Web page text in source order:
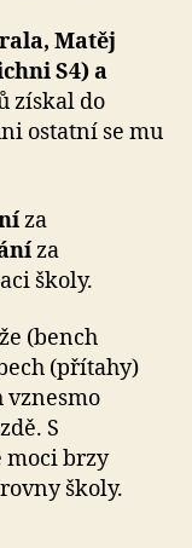
Matěj
S4) a
získal do
ostatní se mu
za
za
školy.
(bench
(přítahy)
vznesmo
S
moci brzy
školy.